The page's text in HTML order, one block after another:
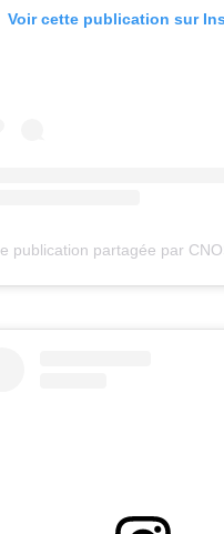
Voir cette publication sur